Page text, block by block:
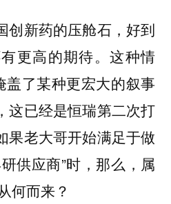
创新药的压舱石，好到
更高的期待。这种情
盖了某种更宏大的叙事
这已经是恒瑞第二次打
果老大哥开始满足于做
供应商”时，那么，属
何而来？